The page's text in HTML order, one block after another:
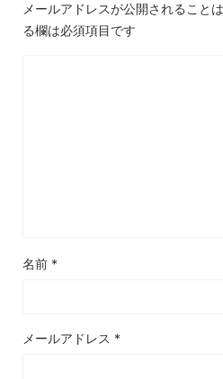
メールアドレスが公開されること
る欄は必須項目です
名前 *
メールアドレス *